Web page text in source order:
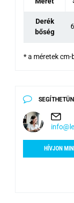
Derék
bőség
* a méretek
HÍVJON